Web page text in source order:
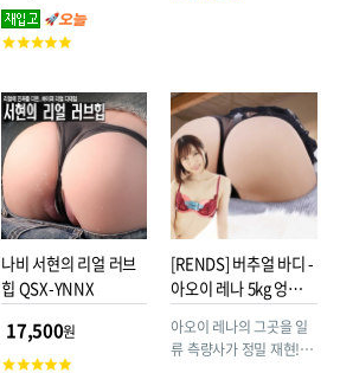
고
점
나비 서현의 리얼 러브
힙 QSX-YNNX
17,500원
고
[RENDS] 버추얼 바디 -
아오이 레나 5kg 엉덩이
아오이 레나의 그곳을 일
류 측량사가 정밀 재현! 탁